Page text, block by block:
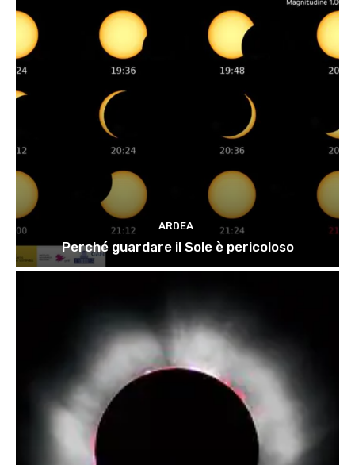
ARDEA
Perché guardare il Sole è pericoloso